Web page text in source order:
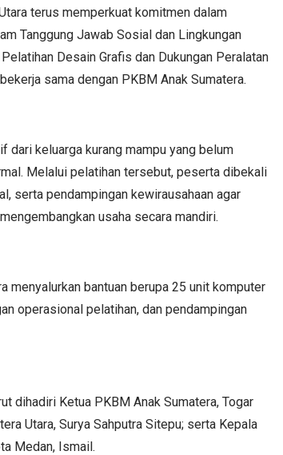
terus memperkuat komitmen dalam
Tanggung Jawab Sosial dan Lingkungan
Desain Grafis dan Dukungan Peralatan
sama dengan PKBM Anak Sumatera.
dari keluarga kurang mampu yang belum
Melalui pelatihan tersebut, peserta dibekali
serta pendampingan kewirausahaan agar
usaha secara mandiri.
menyalurkan bantuan berupa 25 unit komputer
operasional pelatihan, dan pendampingan
dihadiri Ketua PKBM Anak Sumatera, Togar
Utara, Surya Sahputra Sitepu; serta Kepala
Medan, Ismail.